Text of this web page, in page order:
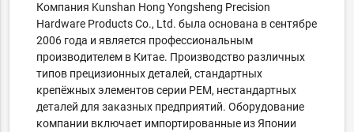
Компания Kunshan Hong Yongsheng Precision
Hardware Products Co., Ltd. была основана в сентябре
2006 года и является профессиональным
производителем в Китае. Производство различных
типов прецизионных деталей, стандартных
крепёжных элементов серии PEM, нестандартных
деталей для заказных предприятий. Оборудование
компании включает импортированные из Японии